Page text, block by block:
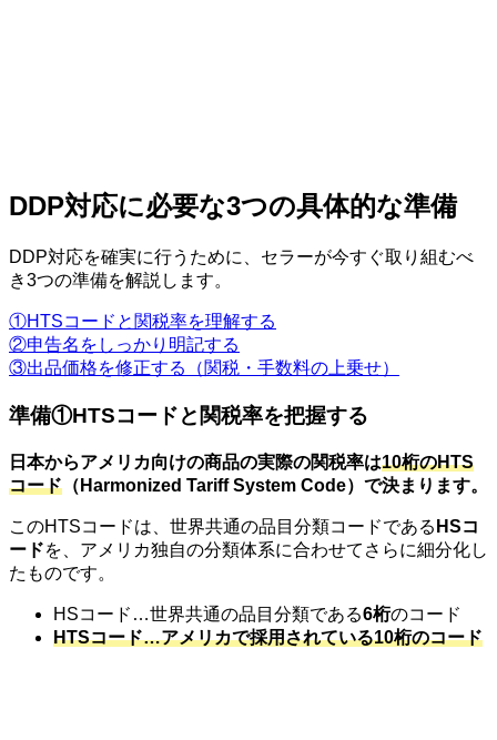
DDP対応に必要な3つの具体的な準備
DDP対応を確実に行うために、セラーが今すぐ取り組むべ
き3つの準備を解説します。
①HTSコードと関税率を理解する
②申告名をしっかり明記する
③出品価格を修正する（関税・手数料の上乗せ）
準備①HTSコードと関税率を把握する
日本からアメリカ向けの商品の実際の関税率は10桁のHTS
コード （Harmonized Tariff System Code）で決まります。
このHTSコードは、世界共通の品目分類コードである HSコ
ードを、アメリカ独自の分類体系に合わせてさらに細分化し
たものです。
HSコード…世界共通の品目分類である6桁のコード
HTSコード…アメリカで採用されている10桁のコード